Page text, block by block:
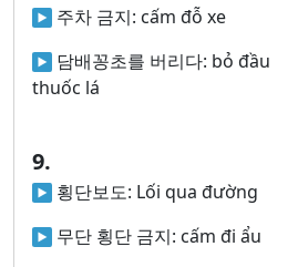
주차 금지: cấm đỗ xe
담배꽁초를 버리다: bỏ đầu
thuốc lá
9.
횡단보도: Lối qua đường
무단 횡단 금지: cấm đi ẩu